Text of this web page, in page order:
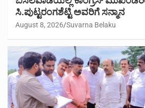
ಸಿ.ಪುಟ್ಟರಂಗಶೆಟ್ಟಿ ಅವರಿಗೆ ಸನ್ಮಾನ
August 8, 2026 Suvarna Belaku